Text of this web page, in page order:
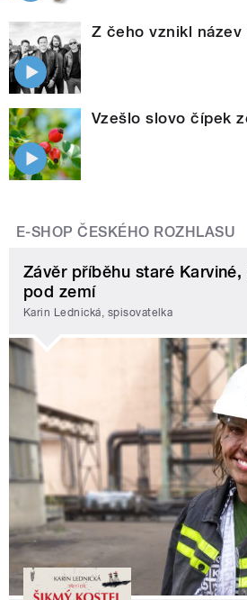
Z čeho vznikl název
Vzešlo slovo čípek
E-SHOP ČESKÉHO ROZHLASU
Závěr příběhu staré
pod zemí
Karin Lednická, spisovatelka